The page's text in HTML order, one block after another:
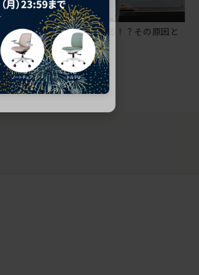
椅子に座っているのに疲れる！？その原因と
疲れにくいチェアの選び方